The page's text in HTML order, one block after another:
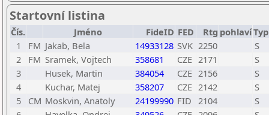
Startovní listina
Čís. Jméno FideID FED Rtg pohlavíTyp
1
FM Jakab, Bela 14933128 SVK 2250
S
2
FM Sramek, Vojtech 358681 CZE 2171
S
3
Husek, Martin 384054 CZE 2156
S
4
Kuchar, Matej 358207 CZE 2142
S
5
CM Moskvin, Anatoly 24199990 FID 2104
S